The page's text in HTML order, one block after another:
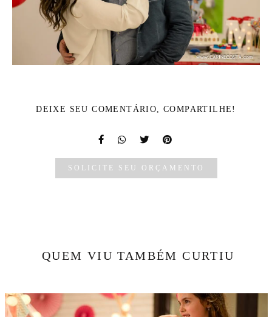
DEIXE SEU COMENTÁRIO, COMPARTILHE!
SOLICITE SEU ORÇAMENTO
QUEM VIU TAMBÉM CURTIU